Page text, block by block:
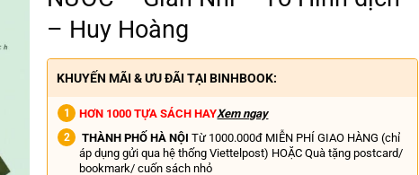
– Huy Hoàng
KHUYẾN MÃI & ƯU ĐÃI TẠI BINHBOOK:
HƠN 1000 TỰA SÁCH HAYXem ngay
THÀNH PHỐ HÀ NỘI Từ 1000.000đ MIỄN PHÍ GIAO HÀNG (chỉ
áp dụng gửi qua hệ thống Viettelpost) HOẶC Quà tặng postcard/
bookmark/ cuốn sách nhỏ